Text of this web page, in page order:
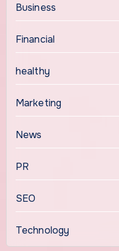
Business
Financial
healthy
Marketing
News
PR
SEO
Technology